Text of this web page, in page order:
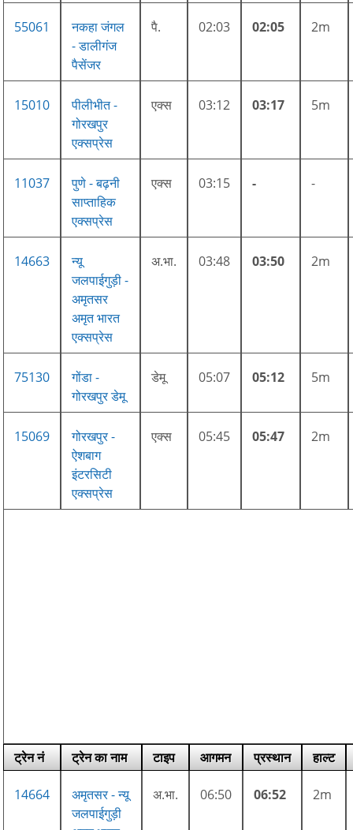
55061
नकहा जंगल
- डालीगंज
पैसेंजर
पै. 02:03 02:05 2m
15010
पीलीभीत -
गोरखपुर
एक्सप्रेस
एक्स 03:12 03:17 5m
11037
पुणे - बढ़नी
साप्ताहिक
एक्सप्रेस
एक्स 03:15 - -
14663
न्यू
जलपाईगुड़ी -
अमृतसर
अमृत भारत
एक्सप्रेस
अ.भा. 03:48 03:50 2m
75130
गोंडा -
गोरखपुर डेमू
डेमू 05:07 05:12 5m
15069
गोरखपुर -
ऐशबाग
इंटरसिटी
एक्सप्रेस
एक्स 05:45 05:47 2m
ट्रेन नं ट्रेन का नाम टाइप आगमन प्रस्थान हाल्ट
14664
अमृतसर - न्यू
जलपाईगुड़ी
अ.भा. 06:50 06:52 2m